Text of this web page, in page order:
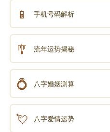
📱 手机号码解析
🎐 流年运势揭秘
💍 八字婚姻测算
💘 八字爱情运势